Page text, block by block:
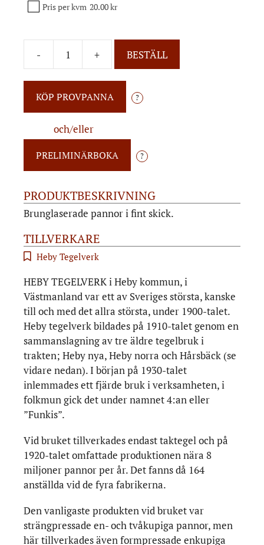
Pris per kvm 20.00 kr
- + BESTÄLL
?
och/eller
?
PRODUKTBESKRIVNING
Brunglaserade pannor i fint skick.
TILLVERKARE
Heby Tegelverk
HEBY TEGELVERK i Heby kommun, i
Västmanland var ett av Sveriges största, kanske
till och med det allra största, under 1900-talet.
Heby tegelverk bildades på 1910-talet genom en
sammanslagning av tre äldre tegelbruk i
trakten; Heby nya, Heby norra och Hårsbäck (se
vidare nedan). I början på 1930-talet
inlemmades ett fjärde bruk i verksamheten, i
folkmun gick det under namnet 4:an eller
”Funkis”.
Vid bruket tillverkades endast taktegel och på
1920-talet omfattade produktionen nära 8
miljoner pannor per år. Det fanns då 164
anställda vid de fyra fabrikerna.
Den vanligaste produkten vid bruket var
strängpressade en- och tvåkupiga pannor, men
här tillverkades även formpressade enkupiga